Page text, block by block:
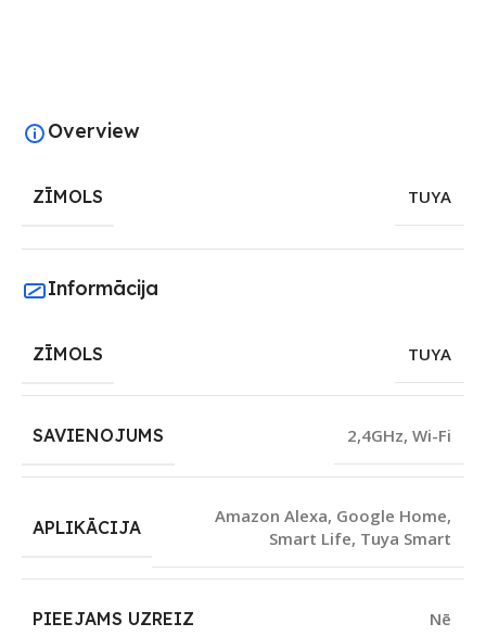
Overview
ZĪMOLS TUYA
Informācija
ZĪMOLS TUYA
SAVIENOJUMS 2,4GHz, Wi-Fi
APLIKĀCIJA
Amazon Alexa, Google Home,
Smart Life, Tuya Smart
PIEEJAMS UZREIZ Nē